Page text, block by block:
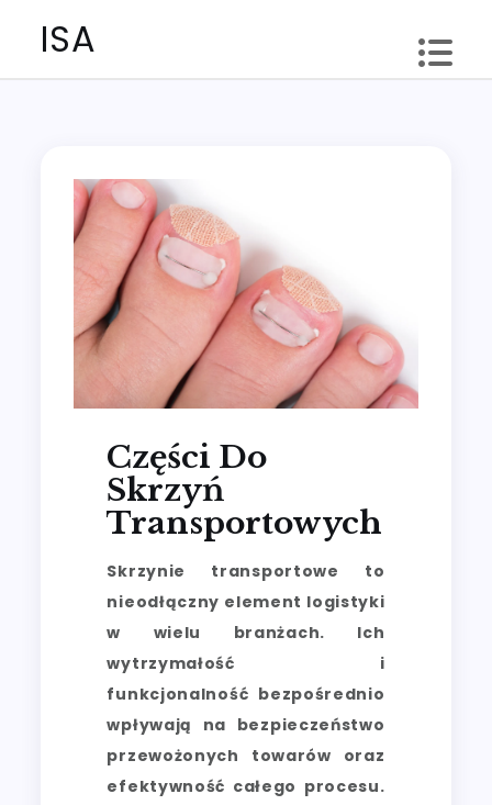
ISA
Części Do
Skrzyń
Transportowych
Skrzynie transportowe to
nieodłączny element logistyki
w wielu branżach. Ich
wytrzymałość i
funkcjonalność bezpośrednio
wpływają na bezpieczeństwo
przewożonych towarów oraz
efektywność całego procesu.